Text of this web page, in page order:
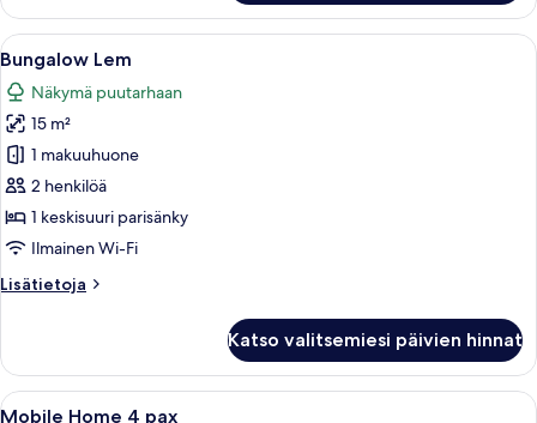
(4
people)
Avaa
kaikki
huonetyypin
Bungalow
Lem
kuvat
Bungalow Lem | Ilmainen Wi-Fi,
8
Bungalow Lem
Näkymä puutarhaan
15 m²
1 makuuhuone
2 henkilöä
1 keskisuuri parisänky
Ilmainen Wi-Fi
Lisätietoja
Lisätietoja
Katso valitsemiesi päivien hinnat
Avaa
Rivi vihreitä mökkejä, joissa on
6
Mobile Home 4 pax